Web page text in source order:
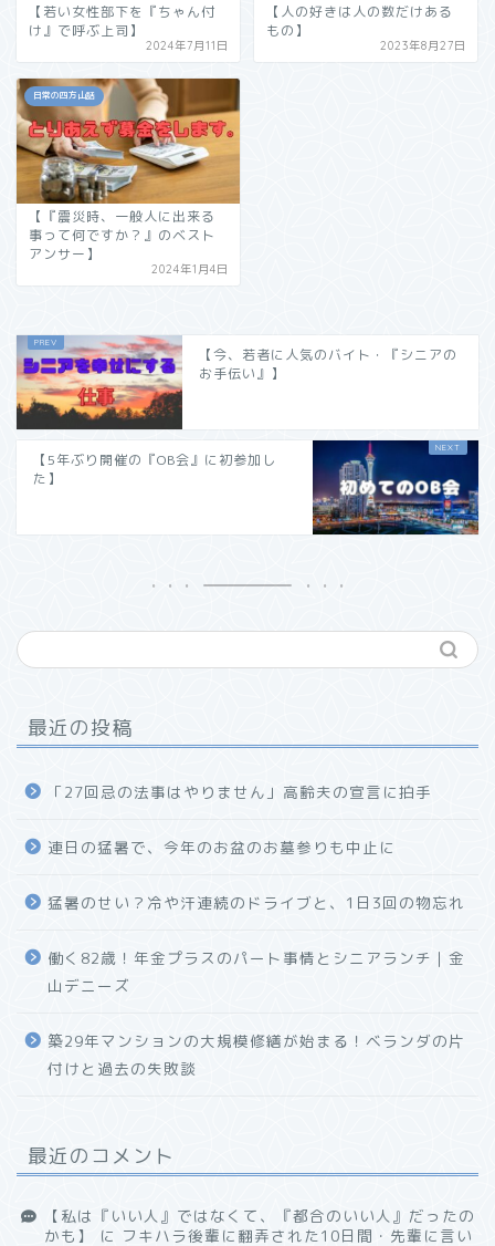
【若い女性部下を『ちゃん付
け』で呼ぶ上司】
2024年7月11日
【人の好きは人の数だけある
もの】
2023年8月27日
日常の四方山話
【『震災時、一般人に出来る
事って何ですか？』のベスト
アンサー】
2024年1月4日
【今、若者に人気のバイト・『シニアの
お手伝い』】
【5年ぶり開催の『OB会』に初参加し
た】
最近の投稿
「27回忌の法事はやりません」高齢夫の宣言に拍手
連日の猛暑で、今年のお盆のお墓参りも中止に
猛暑のせい？冷や汗連続のドライブと、1日3回の物忘れ
働く82歳！年金プラスのパート事情とシニアランチ｜金
山デニーズ
築29年マンションの大規模修繕が始まる！ベランダの片
付けと過去の失敗談
最近のコメント
【私は『いい人』ではなくて、『都合のいい人』だったの
かも】
に フキハラ後輩に翻弄された10日間・先輩に言い